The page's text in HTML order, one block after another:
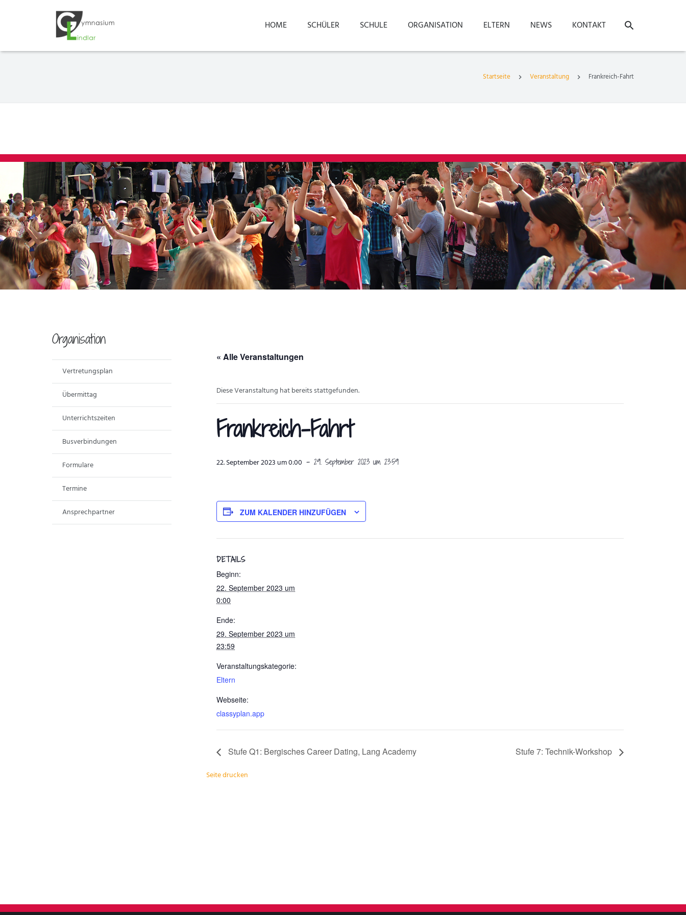
HOME SCHÜLER SCHULE ORGANISATION ELTERN NEWS KONTAKT
Startseite Veranstaltung Frankreich-Fahrt
Organisation
Vertretungsplan
Übermittag
Unterrichtszeiten
Busverbindungen
Formulare
Termine
Ansprechpartner
« Alle Veranstaltungen
Diese Veranstaltung hat bereits stattgefunden.
Frankreich-Fahrt
22. September 2023 um 0:00 -29. September 2023 um 23:59
ZUM KALENDER HINZUFÜGEN
DETAILS
Beginn:
22. September 2023 um
0:00
Ende:
29. September 2023 um
23:59
Veranstaltungskategorie:
Eltern
Webseite:
classyplan.app
Stufe Q1: Bergisches Career Dating, Lang Academy Stufe 7: Technik-Workshop
Seite drucken